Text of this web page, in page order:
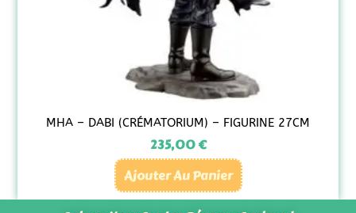
MHA – DABI (CRÉMATORIUM) – FIGURINE 27CM
235,00€
Ajouter Au Panier